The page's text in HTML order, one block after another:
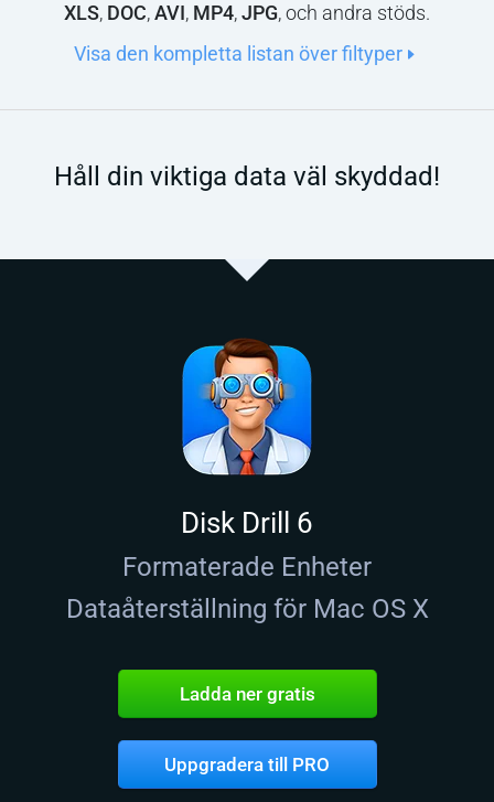
XLS, DOC,AVI, MP4,JPG, och andra stöds.
Visa den kompletta listan över filtyper
Håll din viktiga data väl skyddad!
Disk Drill 6
Formaterade Enheter
Dataåterställning för Mac OS X
Ladda ner gratis
Uppgradera till PRO